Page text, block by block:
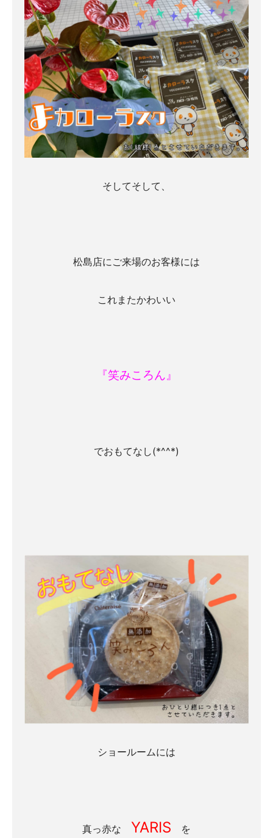
そしてそして、
松島店にご来場のお客様には
これまたかわいい
『笑みころん』
でおもてなし(*^^*)
ショールームには
真っ赤な YARIS を